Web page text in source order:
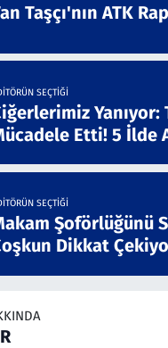
Taşçı'nın ATK
SEÇTIĞI
Yanıyor:
Etti! 5 İlde
SEÇTIĞI
Şoförlüğünü
Dikkat